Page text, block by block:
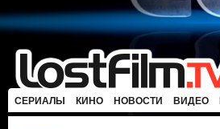
СЕРИАЛЫ КИНО НОВОСТИ ВИДЕО